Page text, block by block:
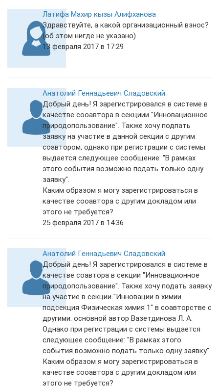
Латифа Махир кызы Алифханова
Здравствуйте, а какой организационный взнос?
(об этом нигде не указано)
13 февраля 2017 в 17:29
Анатолий Геннадьевич Сладовский
Добрый день! Я зарегистрировался в системе в
качестве сооавтора в секциии "Инновационное
природопользование". Также хочу подпать
заявку на участие в данной секции с другим
соавтором, однако при регистрации с системы
выдается следующее сообщение: "В рамках
этого события возможно подать только одну
заявку".
Каким образом я могу зарегистрироваться в
качестве сооавтора с другим докладом или
этого не требуется?
25 февраля 2017 в 14:36
Анатолий Геннадьевич Сладовский
Добрый день! Я зарегистрировался в системе в
качестве соавтора в секции "Инновационное
природопользование". Также хочу подать заявку
на участие в секции "Инновации в химии.
подсекция Физическая химия 1" в соавторстве с
другими. основной автор Вазетдинова Л. А.
Однако при регистрации с системы выдается
следующее сообщение: "В рамках этого
события возможно подать только одну заявку".
Каким образом я могу зарегистрироваться в
качестве сооавтора с другим докладом или
этого не требуется?